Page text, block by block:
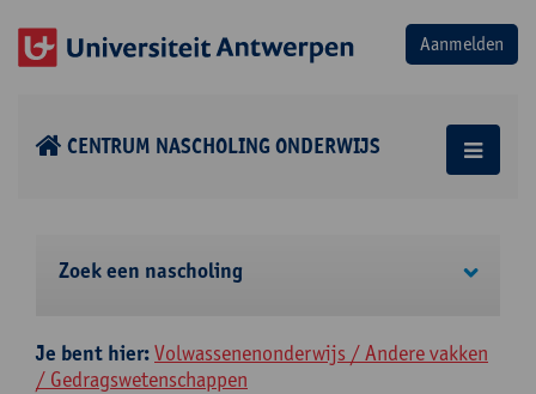
CENTRUM NASCHOLING ONDERWIJS
Zoek een nascholing
Je bent hier:Volwassenenonderwijs / Andere vakken
/ Gedragswetenschappen